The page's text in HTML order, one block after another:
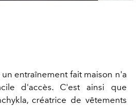
entraînement fait maison n'a
d'accès. C'est ainsi que
créatrice de vêtements